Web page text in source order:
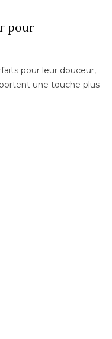
pour
pour leur douceur,
une touche plus